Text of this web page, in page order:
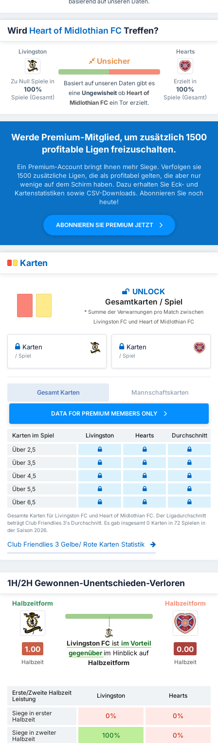
Wird Heart of Midlothian FC Treffen?
Livingston Hearts
Zu Null Spiele in
100%
Spiele (Gesamt)
Unsicher
Basiert auf unseren Daten gibt es
eine Ungewisheit ob Heart of
Midlothian FCein Tor erzielt.
Erzielt in
100%
Spiele (Gesamt)
Werde Premium-Mitglied, um zusätzlich 1500
profitable Ligen freizuschalten.
Ein Premium-Account bringt Ihnen mehr Siege. Verfolgen sie
1500 zusätzliche Ligen, die als profitabel gelten, die aber nur
wenige auf dem Schirm haben. Dazu erhalten Sie Eck- und
Kartenstatistiken sowie CSV-Downloads. Abonnieren Sie noch
heute!
ABONNIEREN SIE PREMIUM JETZT
Karten
UNLOCK
Gesamtkarten / Spiel
* Summe der Verwarnungen pro Match zwischen
Livingston FC und Heart of Midlothian FC
Karten
/ Spiel
Karten
/ Spiel
Gesamt Karten Mannschaftskarten
DATA FOR PREMIUM MEMBERS ONLY
Karten im Spiel Livingston Hearts
Durchschnitt
Über 2,5
Über 3,5
Über 4,5
Über 5,5
Über 6,5
Gesamte Karten für Livingston FC und Heart of Midlothian FC. Der Ligadurchschnitt
beträgt Club Friendlies 3's Durchschnitt. Es gab insgesamt 0 Karten in 72 Spielen in
der Saison 2026.
Club Friendlies 3 Gelbe/ Rote Karten Statistik
1H/2H Gewonnen-Unentschieden-Verloren
Halbzeitform Halbzeitform
1.00
Halbzeit
Livingston FCist im Vorteil
gegenüberim Hinblick auf
Halbzeitform
0.00
Halbzeit
Erste/Zweite Halbzeit
Leistung
Livingston Hearts
Siege in erster
Halbzeit
0% 0%
Siege in zweiter
Halbzeit
100% 0%